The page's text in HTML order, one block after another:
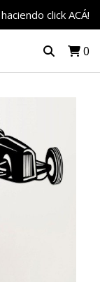
click ACÁ!
0